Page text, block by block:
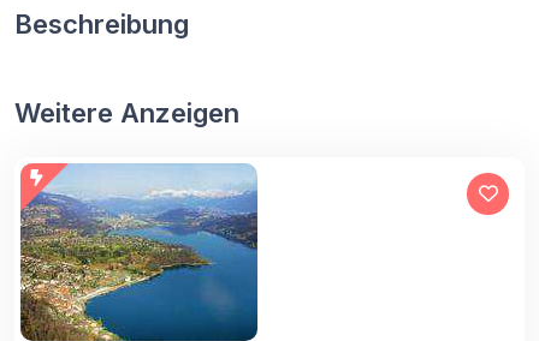
Beschreibung
Weitere Anzeigen